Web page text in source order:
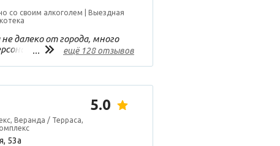
со своим алкоголем
Выездная
далеко от города, много
приветливый,еда
есть где
... ещё 128 отзывов
Веранда / Терраса,
5.0
53а